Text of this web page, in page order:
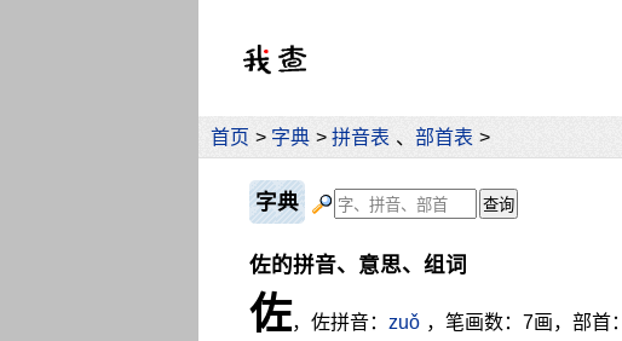
首页 > 字典 > 拼音表 、 部首表 >
字典
佐的拼音、意思、组词
佐，佐拼音： zuǒ ，笔画数：7画，部首：